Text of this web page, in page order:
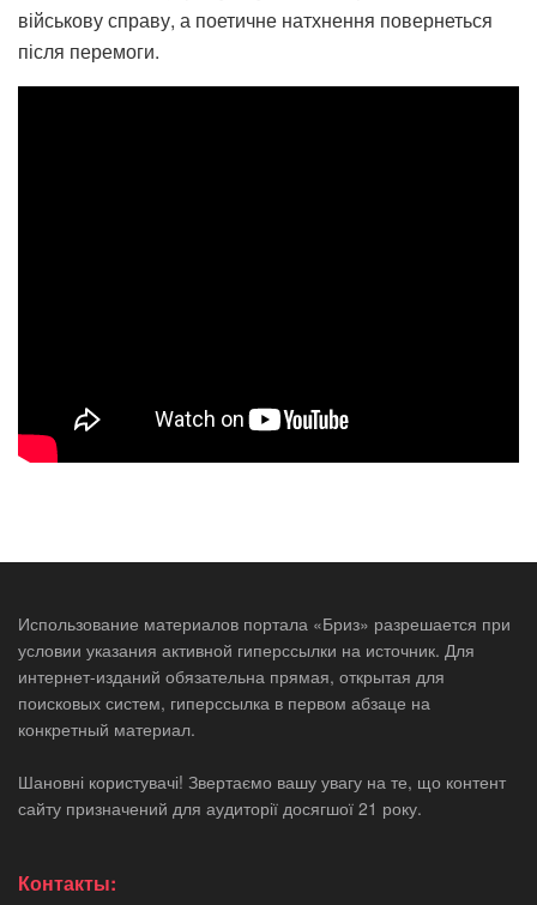
військову справу, а поетичне натхнення повернеться
після перемоги.
Использование материалов портала «Бриз» разрешается при
условии указания активной гиперссылки на источник. Для
интернет-изданий обязательна прямая, открытая для
поисковых систем, гиперссылка в первом абзаце на
конкретный материал.
Шановні користувачі! Звертаємо вашу увагу на те, що контент
сайту призначений для аудиторії досягшої 21 року.
Контакты: